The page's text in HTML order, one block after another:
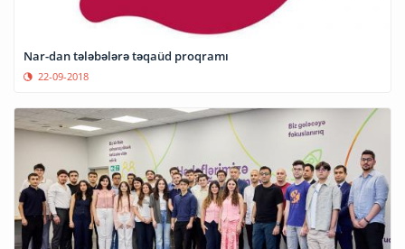
Nar-dan tələbələrə təqaüd proqramı
22-09-2018